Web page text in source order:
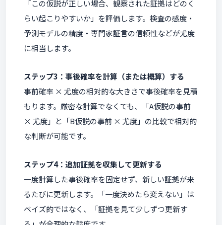
「この仮説が正しい場合、観察された証拠はどのく
らい起こりやすいか」を評価します。検査の感度・
予測モデルの精度・専門家証言の信頼性などが尤度
に相当します。
ステップ3：事後確率を計算（または概算）する
事前確率 × 尤度の相対的な大きさで事後確率を見積
もります。厳密な計算でなくても、「A仮説の事前
× 尤度」と「B仮説の事前 × 尤度」の比較で相対的
な判断が可能です。
ステップ4：追加証拠を収集して更新する
一度計算した事後確率を固定せず、新しい証拠が来
るたびに更新します。「一度決めたら変えない」は
ベイズ的ではなく、「証拠を見て少しずつ更新す